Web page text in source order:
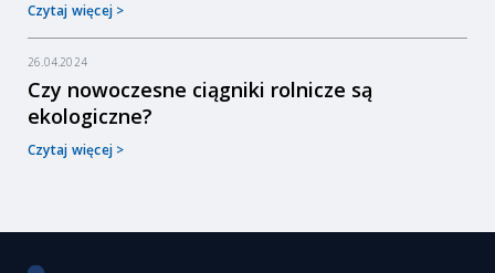
Czytaj więcej >
26.04.2024
Czy nowoczesne ciągniki rolnicze są
ekologiczne?
Czytaj więcej >